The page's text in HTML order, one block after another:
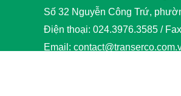
Số 32 Nguyễn Công Trứ,
Điện thoại: 024.3976.3585 /
Email: